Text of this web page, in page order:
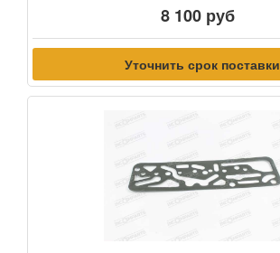
8 100 руб
Уточнить срок поставки